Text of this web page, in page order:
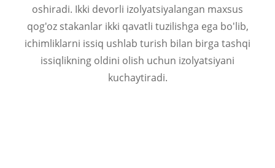
oshiradi. Ikki devorli izolyatsiyalangan maxsus
qog'oz stakanlar ikki qavatli tuzilishga ega bo'lib,
ichimliklarni issiq ushlab turish bilan birga tashqi
issiqlikning oldini olish uchun izolyatsiyani
kuchaytiradi.